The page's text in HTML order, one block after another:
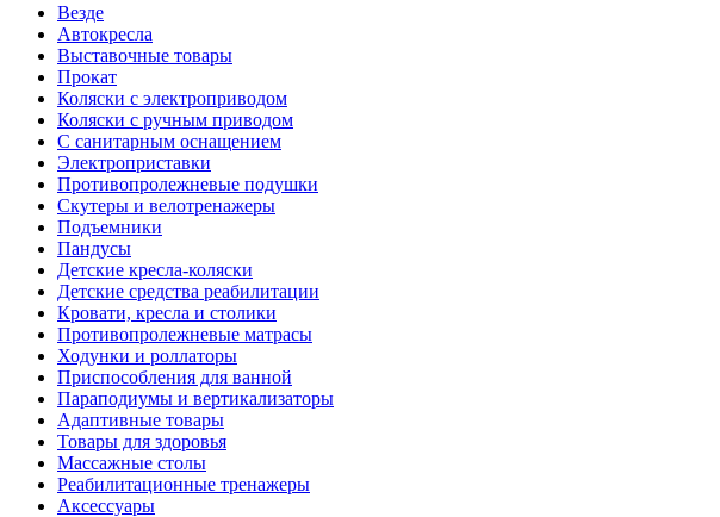
Везде
Автокресла
Выставочные товары
Прокат
Коляски с электроприводом
Коляски с ручным приводом
С санитарным оснащением
Электроприставки
Противопролежневые подушки
Скутеры и велотренажеры
Подъемники
Пандусы
Детские кресла-коляски
Детские средства реабилитации
Кровати, кресла и столики
Противопролежневые матрасы
Ходунки и роллаторы
Приспособления для ванной
Параподиумы и вертикализаторы
Адаптивные товары
Товары для здоровья
Массажные столы
Реабилитационные тренажеры
Аксессуары